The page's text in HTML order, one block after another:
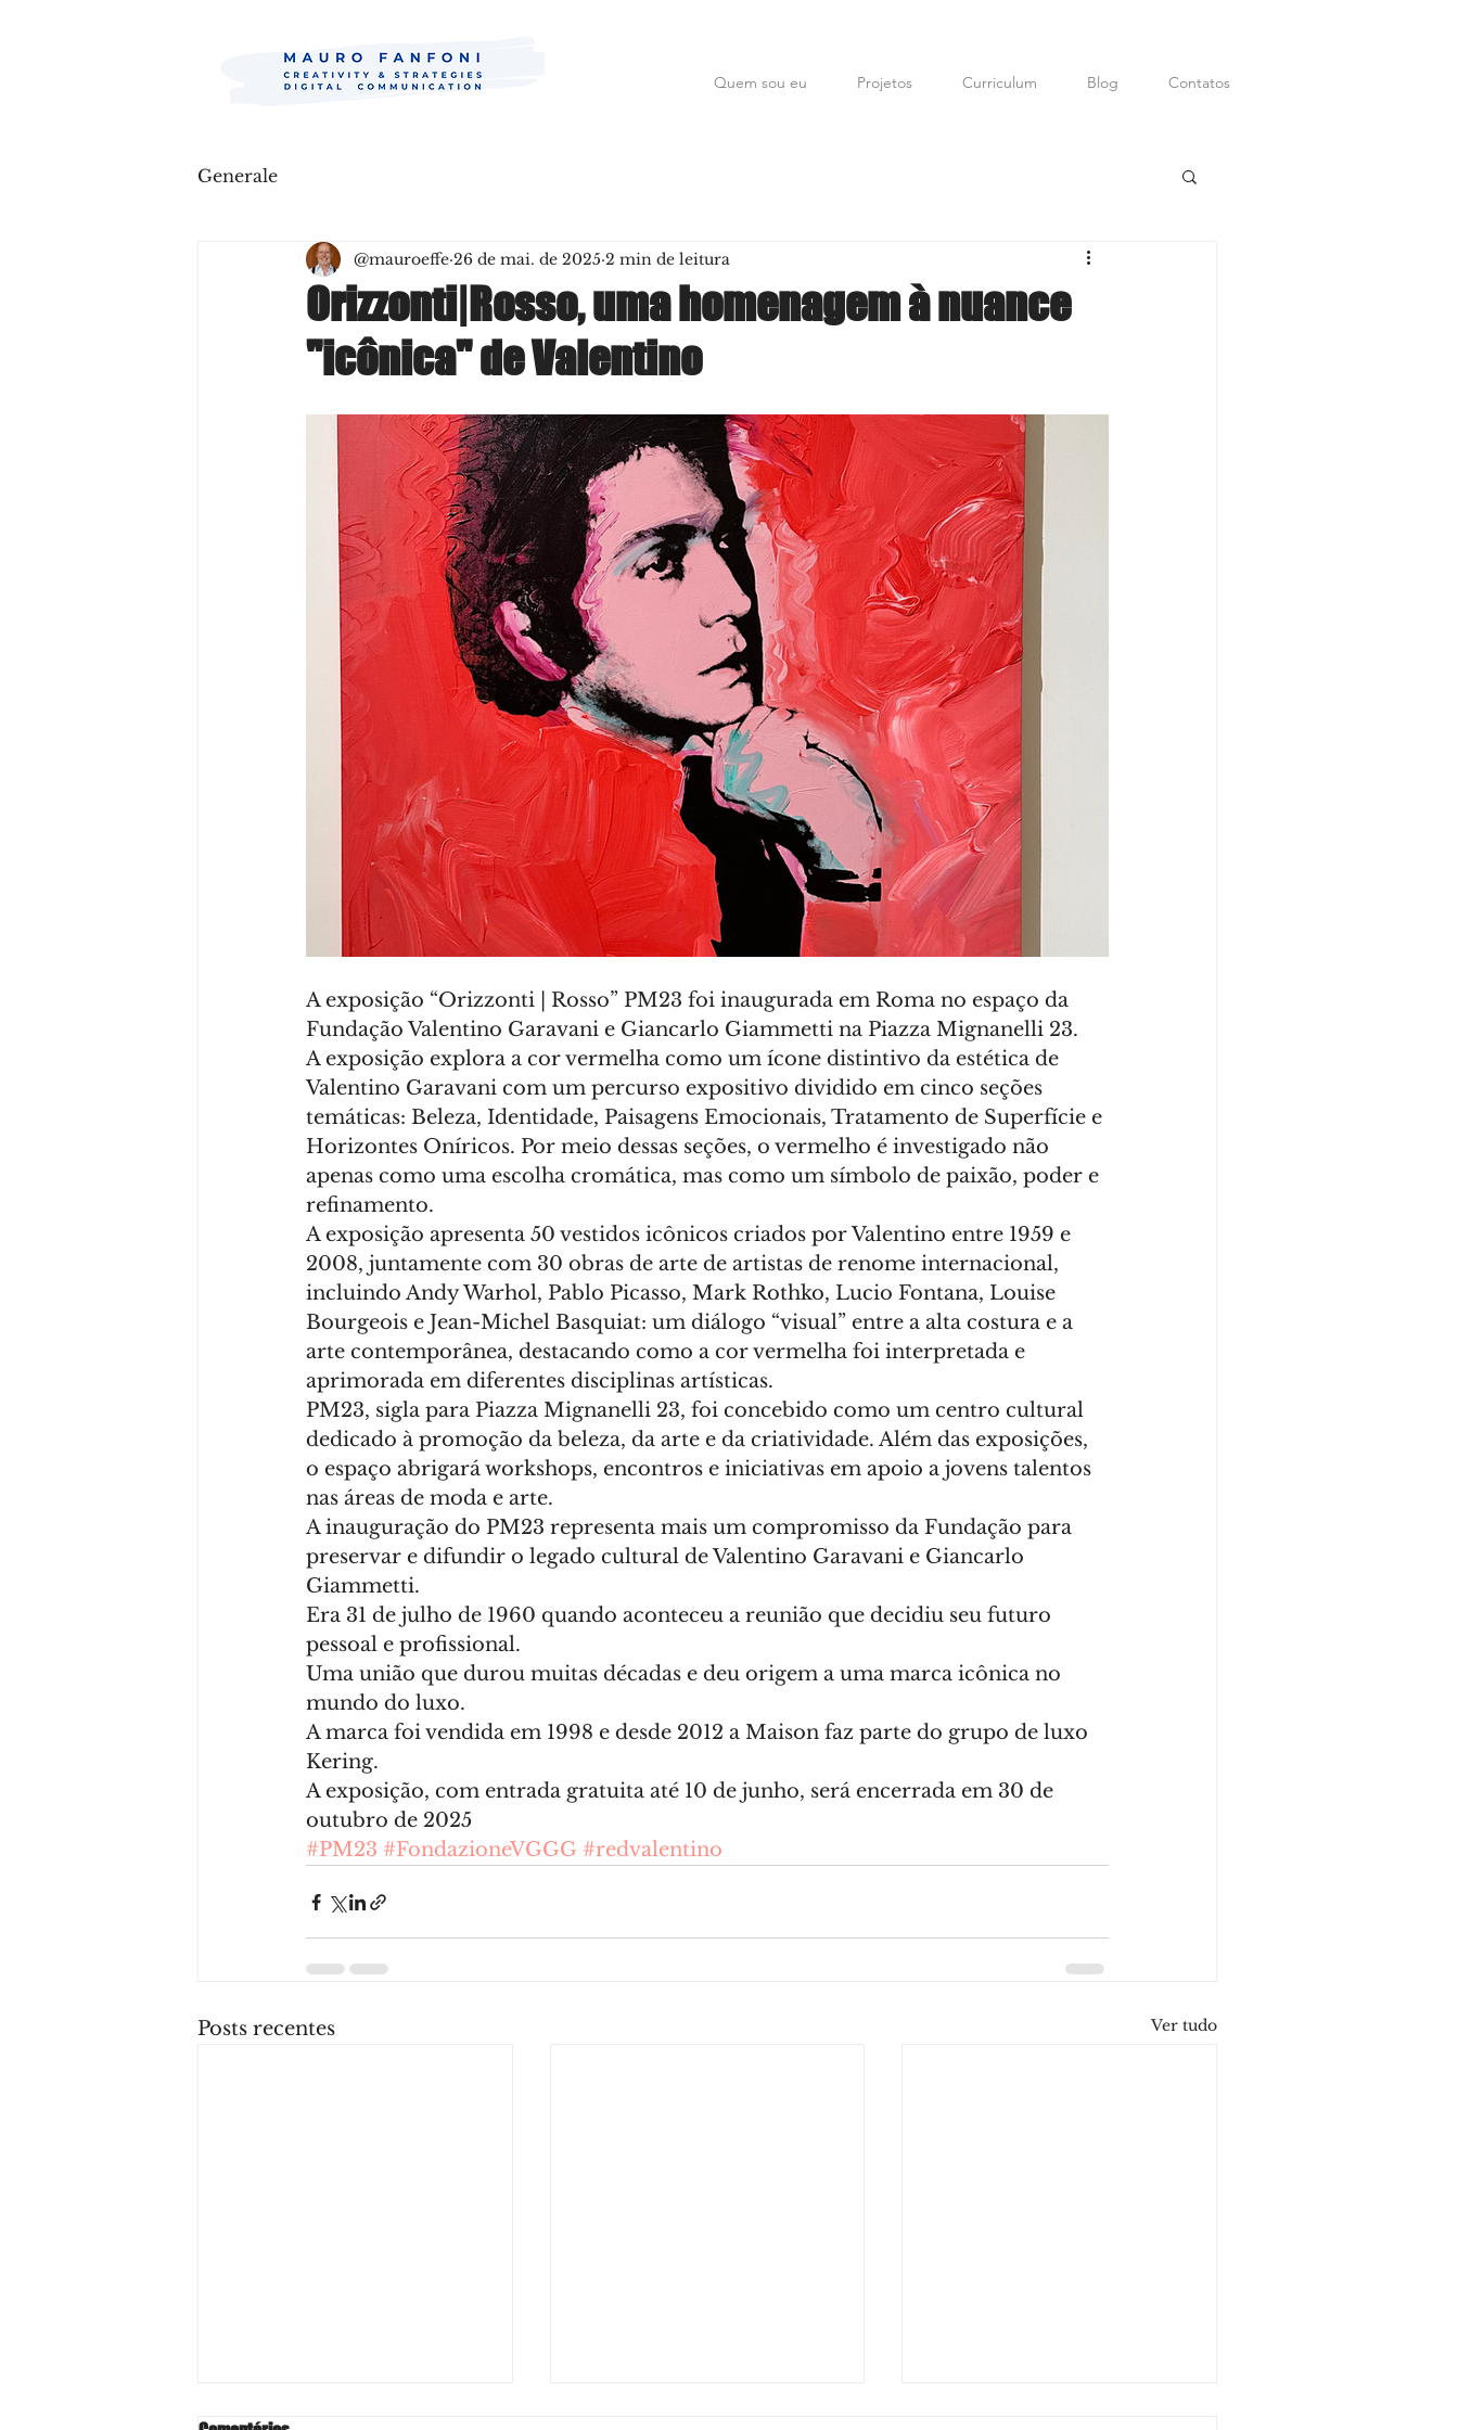
Quem sou eu Projetos Curriculum Blog Contatos
Generale
Orizzonti|Rosso, uma homenagem à nuance
"icônica" de Valentino
@mauroeffe 26 de mai. de 2025 2 min de leitura
A exposição “Orizzonti | Rosso” PM23 foi inaugurada em Roma no espaço da
Fundação Valentino Garavani e Giancarlo Giammetti na Piazza Mignanelli 23.
A exposição explora a cor vermelha como um ícone distintivo da estética de
Valentino Garavani com um percurso expositivo dividido em cinco seções
temáticas: Beleza, Identidade, Paisagens Emocionais, Tratamento de Superfície e
Horizontes Oníricos. Por meio dessas seções, o vermelho é investigado não
apenas como uma escolha cromática, mas como um símbolo de paixão, poder e
refinamento.
A exposição apresenta 50 vestidos icônicos criados por Valentino entre 1959 e
2008, juntamente com 30 obras de arte de artistas de renome internacional,
incluindo Andy Warhol, Pablo Picasso, Mark Rothko, Lucio Fontana, Louise
Bourgeois e Jean-Michel Basquiat: um diálogo “visual” entre a alta costura e a
arte contemporânea, destacando como a cor vermelha foi interpretada e
aprimorada em diferentes disciplinas artísticas.
PM23, sigla para Piazza Mignanelli 23, foi concebido como um centro cultural
dedicado à promoção da beleza, da arte e da criatividade. Além das exposições,
o espaço abrigará workshops, encontros e iniciativas em apoio a jovens talentos
nas áreas de moda e arte.
A inauguração do PM23 representa mais um compromisso da Fundação para
preservar e difundir o legado cultural de Valentino Garavani e Giancarlo
Giammetti.
Era 31 de julho de 1960 quando aconteceu a reunião que decidiu seu futuro
pessoal e profissional.
Uma união que durou muitas décadas e deu origem a uma marca icônica no
mundo do luxo.
A marca foi vendida em 1998 e desde 2012 a Maison faz parte do grupo de luxo
Kering.
A exposição, com entrada gratuita até 10 de junho, será encerrada em 30 de
outubro de 2025
#PM23 #FondazioneVGGG #redvalentino
Posts recentes Ver tudo